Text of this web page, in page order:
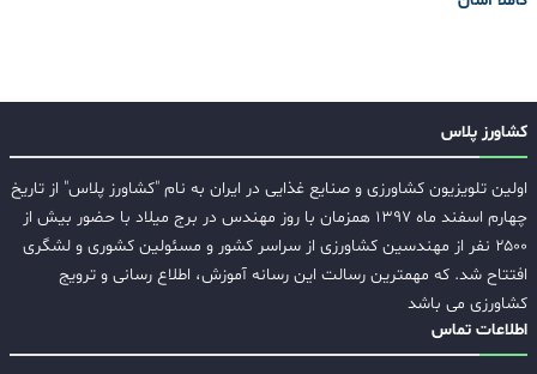
کشاورز پلاس
اولین تلویزیون کشاورزی و صنایع غذایی در ایران به نام "کشاورز پلاس" از تاریخ
چهارم اسفند ماه ۱۳۹۷ همزمان با روز مهندس در برج میلاد با حضور بیش از
۲۵۰۰ نفر از مهندسین کشاورزی از سراسر کشور و مسئولین کشوری و لشگری
افتتاح شد. که مهمترین رسالت این رسانه آموزش، اطلاع رسانی و ترویج
کشاورزی می باشد
اطلاعات تماس